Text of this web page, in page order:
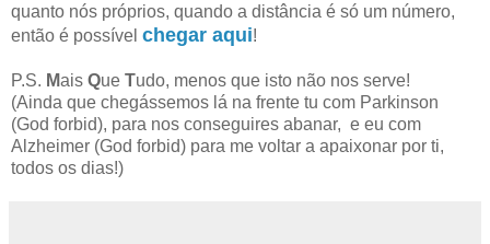
quanto nós próprios, quando a distância é só um número,
então é possível chegar aqui!
P.S. Mais Que Tudo, menos que isto não nos serve!
(Ainda que chegássemos lá na frente tu com Parkinson
(God forbid), para nos conseguires abanar, e eu com
Alzheimer (God forbid) para me voltar a apaixonar por ti,
todos os dias!)